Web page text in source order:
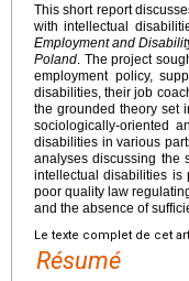
This short report
with intellectual
Employment and
Poland . The project
employment policy,
disabilities, their job
the grounded theory set
sociologically-oriented
disabilities in various
analyses discussing the
intellectual disabilities is
poor quality law
and the absence of
Le texte complet de cet
Résumé